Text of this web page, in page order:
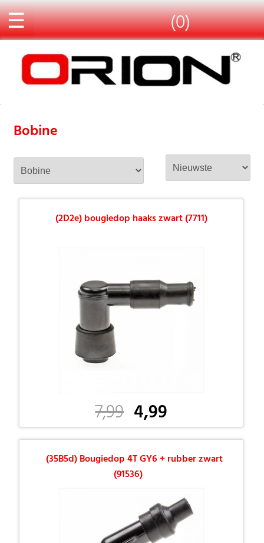
☰ (0)
Bobine
(2D2e) bougiedop haaks zwart (7711)
7,99 4,99
(35B5d) Bougiedop 4T GY6 + rubber zwart
(91536)